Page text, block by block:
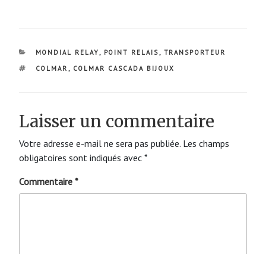
CATÉGORIES
MONDIAL RELAY , POINT RELAIS , TRANSPORTEUR
ÉTIQUETTES
COLMAR , COLMAR CASCADA BIJOUX
Laisser un commentaire
Votre adresse e-mail ne sera pas publiée. Les champs
obligatoires sont indiqués avec *
Commentaire *